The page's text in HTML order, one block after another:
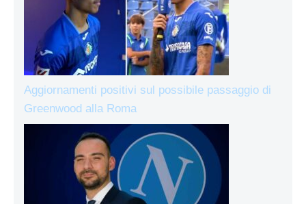
Aggiornamenti positivi sul possibile passaggio di
Greenwood alla Roma